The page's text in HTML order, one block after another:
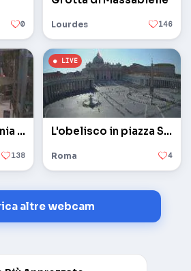
0 Lourdes 146
La lobby è di Colonia / Bonn
138
L'obelisco in piazza San Pietro in Vaticano
Roma 4
altre webcam